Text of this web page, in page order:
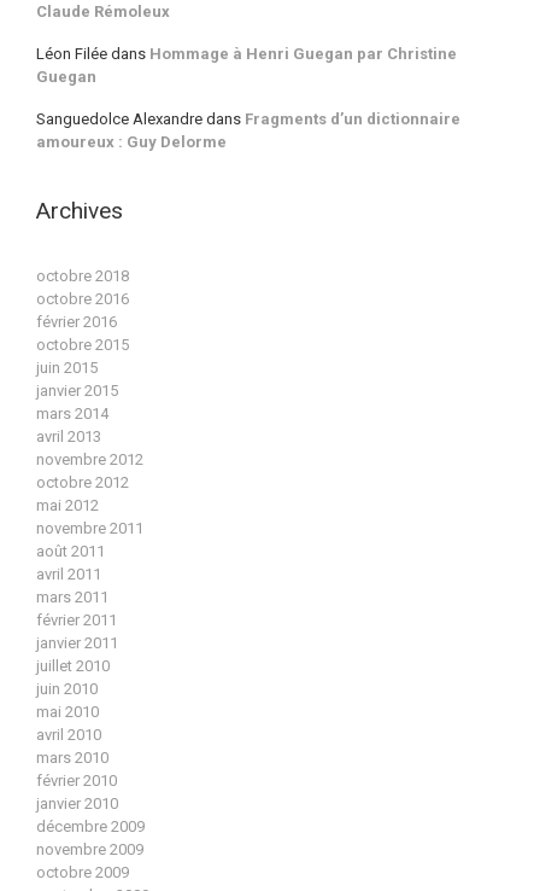
Claude Rémoleux
Léon Filée dans Hommage à Henri Guegan par Christine
Guegan
Sanguedolce Alexandre dans Fragments d’un dictionnaire
amoureux : Guy Delorme
Archives
octobre 2018
octobre 2016
février 2016
octobre 2015
juin 2015
janvier 2015
mars 2014
avril 2013
novembre 2012
octobre 2012
mai 2012
novembre 2011
août 2011
avril 2011
mars 2011
février 2011
janvier 2011
juillet 2010
juin 2010
mai 2010
avril 2010
mars 2010
février 2010
janvier 2010
décembre 2009
novembre 2009
octobre 2009